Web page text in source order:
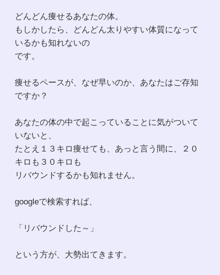
どんどん痩せるあなたの体。
もしかしたら、どんどん太りやすい体質になって
いるかも知れないの
です。
痩せるペースが、なぜ早いのか、あなたはご存知
ですか？
あなたの体の中で起こっていることに気がついて
いないと、
たとえ１３キロ痩せても、あっと言う間に、２０
キロも３０キロも
リバウンドするかも知れません。
googleで検索すれば、
「リバウンドした～」
という方が、大勢出てきます。